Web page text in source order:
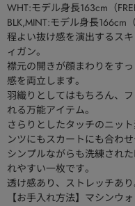
WHT:モデル身長163cm（
BLK,MINT:モデル身長166cm
程よい抜け感を演出するス
ィガン。
襟元の開きが顔まわりをす
感を両立します。
羽織りとしてはもちろん、
れる万能アイテム。
さらりとしたタッチのニッ
ンツにもスカートにも合わ
シンプルながらも洗練され
れやすい一枚です。
透け感あり、ストレッチあり
【お手入れ方法】マシンウ